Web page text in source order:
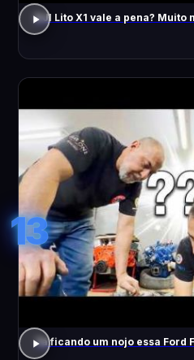
DJI Lito X1 vale a pena? Muito
13
Tá ficando um nojo essa Ford